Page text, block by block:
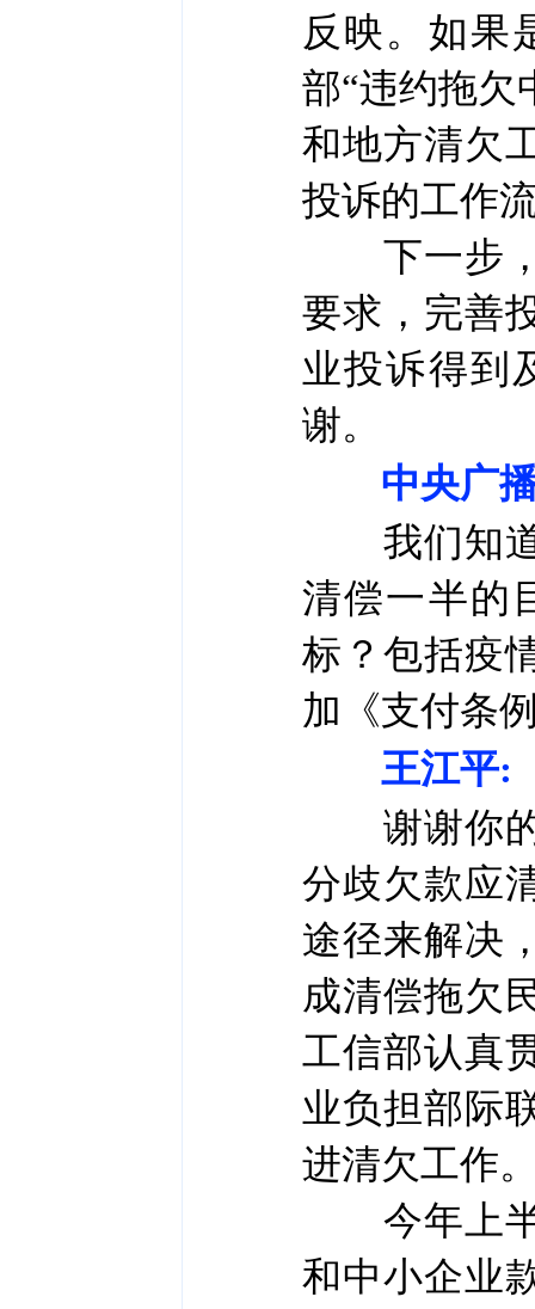
反映。如果
部“违约拖欠
和地方清欠
投诉的工作
下一步，
要求，完善
业投诉得到
谢。
中央广
我们知道
清偿一半的
标？包括疫
加《支付条
王江平:
谢谢你的
分歧欠款应
途径来解决
成清偿拖欠
工信部认真
业负担部际
进清欠工作
今年上半
和中小企业